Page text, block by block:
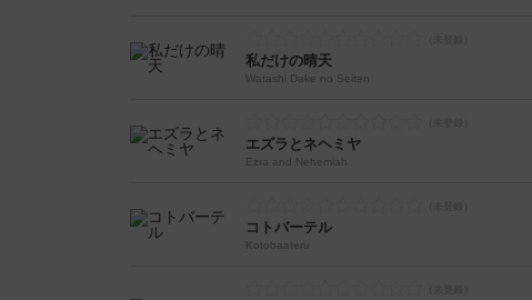
私だけの晴天
Watashi Dake no Seiten
エズラとネヘミヤ
Ezra and Nehemiah
コトバーテル
Kotobaateru